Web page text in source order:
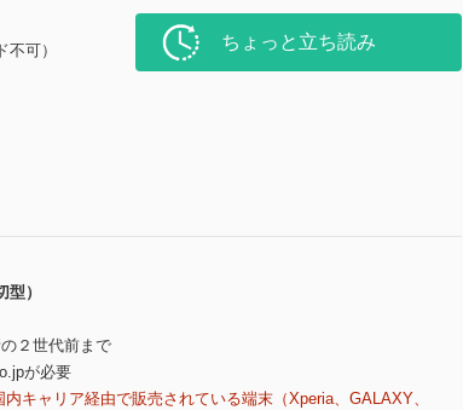
可） ちょっと立ち読み
）
２世代前まで
が必要
キャリア経由で販売されている端末（Xperia、GALAXY、